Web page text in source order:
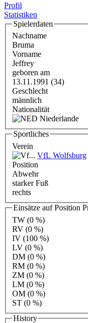
Profil
Statistiken
Spielerdaten
Nachname
Bruma
Vorname
Jeffrey
geboren am
13.11.1991 (34)
Geschlecht
männlich
Nationalität
Niederlande
Sportliches
Verein
VfL Wolfsburg
Position
Abwehr
starker Fuß
rechts
Einsätze auf Position
TW (0 %)
RV (0 %)
IV (100 %)
LV (0 %)
DM (0 %)
RM (0 %)
ZM (0 %)
LM (0 %)
OM (0 %)
ST (0 %)
History